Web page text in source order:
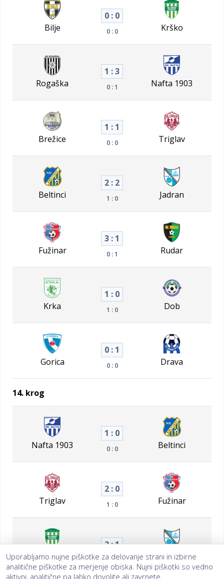
Bilje
0 : 0
0 : 0 Krško
Rogaška
1 : 3
0 : 1 Nafta 1903
Brežice
1 : 1
0 : 0 Triglav
Beltinci
2 : 2
1 : 0 Jadran
Fužinar
3 : 1
0 : 1 Rudar
Krka
1 : 0
1 : 0 Dob
Gorica
0 : 1
0 : 0 Drava
14. krog
Nafta 1903
1 : 0
0 : 0 Beltinci
Triglav
2 : 0
1 : 0 Fužinar
Krško
2 : 1
1 : 0 Jadran
Uporabljamo nujne piškotke za delovanje strani in izbirne
analitične piškotke za merjenje obiska. Nujni piškotki so vedno
aktivni, analitične pa lahko dovolite ali zavrnete.